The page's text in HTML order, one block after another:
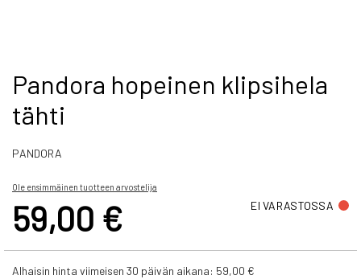
Skip
to
the
beginning
the
gallery
Pandora hopeinen klipsihela
tähti
PANDORA
Ole ensimmäinen tuotteen arvostelija
59,00 € EI VARASTOSSA
Alhaisin hinta viimeisen 30 päivän aikana: 59,00 €